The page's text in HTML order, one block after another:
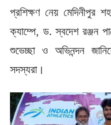
প্রশিক্ষণ নেয় মেদিনীপুর
ক্যাম্পে, ড. স্বদেশ রঞ্জন
শুভেচ্ছা ও অভিনন্দন
সদস্যরা।